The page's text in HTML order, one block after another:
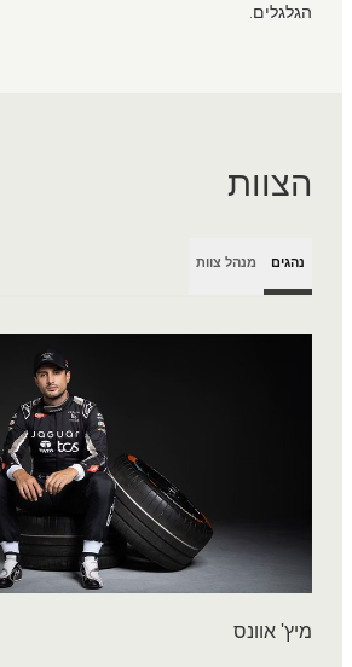
הגלגלים.
הצוות
נהגים מנהל צוות
מיץ' אוונס